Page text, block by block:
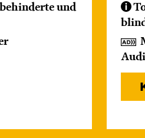
und